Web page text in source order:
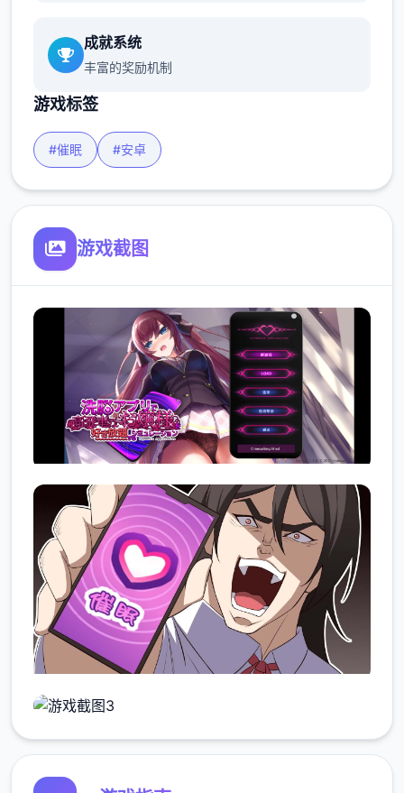
成就系统
丰富的奖励机制
游戏标签
#催眠 #安卓
游戏截图